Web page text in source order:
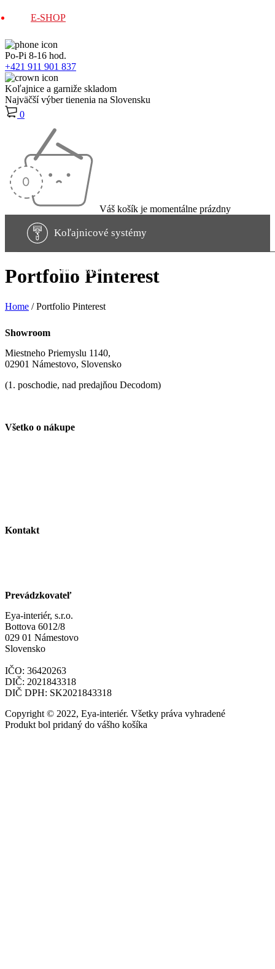
E-SHOP
Po-Pi 8-16 hod.
+421 911 901 837
Koľajnice a garniže skladom
Najväčší výber tienenia na Slovensku
0
Váš košík je momentálne prázdny
Koľajnicové systémy
Garniže
Rímske rolety
Závesy a záclony
Rolety
Portfolio Pinterest
Home / Portfolio Pinterest
Showroom
Miestneho Priemyslu 1140,
02901 Námestovo, Slovensko
(1. poschodie, nad predajňou Decodom)
Všetko o nákupe
Kontakt
Prevádzkovateľ
Eya-interiér, s.r.o.
Bottova 6012/8
029 01 Námestovo
Slovensko
IČO: 36420263
DIČ: 2021843318
DIČ DPH: SK2021843318
Copyright © 2022, Eya-interiér. Všetky práva vyhradené
Produkt bol pridaný do vášho košíka